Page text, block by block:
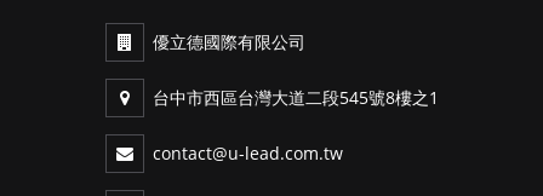
優立德國際有限公司
台中市西區台灣大道二段545號8樓之1
contact@u-lead.com.tw